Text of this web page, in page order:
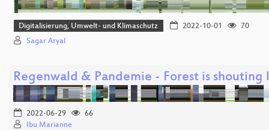
Digitalisierung, Umwelt- und Klimaschutz 2022-10-01
70
Sagar Aryal
Regenwald & Pandemie - Forest is
2022-06-29
66
Ibu Marianne